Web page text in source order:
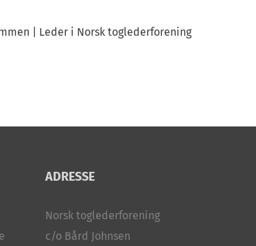
| Leder i Norsk toglederforening
ADRESSE
Norsk toglederforening
c/o Bård Johnsen